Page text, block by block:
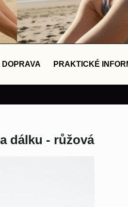
DOPRAVA PRAKTICKÉ
dálku - růžová